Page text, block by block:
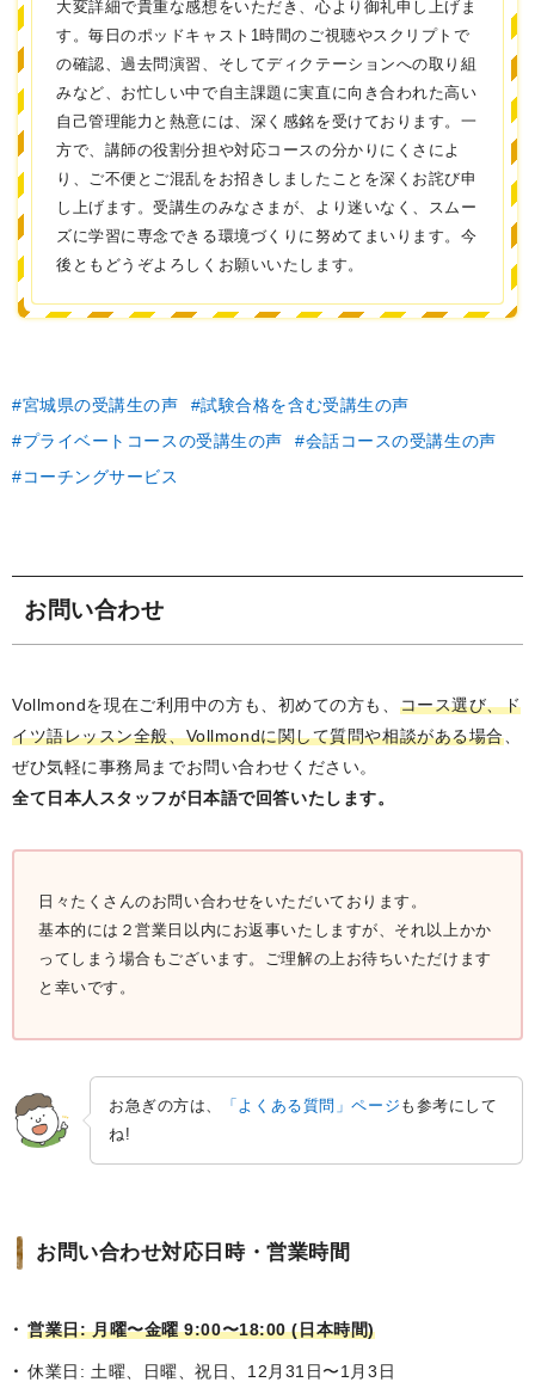
大変詳細で貴重な感想をいただき、心より御礼申し上げま
す。毎日のポッドキャスト1時間のご視聴やスクリプトで
の確認、過去問演習、そしてディクテーションへの取り組
みなど、お忙しい中で自主課題に実直に向き合われた高い
自己管理能力と熱意には、深く感銘を受けております。一
方で、講師の役割分担や対応コースの分かりにくさによ
り、ご不便とご混乱をお招きしましたことを深くお詫び申
し上げます。受講生のみなさまが、より迷いなく、スムー
ズに学習に専念できる環境づくりに努めてまいります。今
後ともどうぞよろしくお願いいたします。
宮城県の受講生の声
試験合格を含む受講生の声
プライベートコースの受講生の声
会話コースの受講生の声
コーチングサービス
お問い合わせ
Vollmondを現在ご利用中の方も、初めての方も、 コース選び、ド
イツ語レッスン全般、Vollmondに関して質問や相談がある場合、
ぜひ気軽に事務局までお問い合わせください。
全て日本人スタッフが日本語で回答いたします。
日々たくさんのお問い合わせをいただいております。
基本的には２営業日以内にお返事いたしますが、それ以上かか
ってしまう場合もございます。ご理解の上お待ちいただけます
と幸いです。
お急ぎの方は、 「よくある質問」ページ も参考にして
ね!
お問い合わせ対応日時・営業時間
営業日: 月曜〜金曜 9:00〜18:00 (日本時間)
休業日: 土曜、日曜、祝日、12月31日〜1月3日